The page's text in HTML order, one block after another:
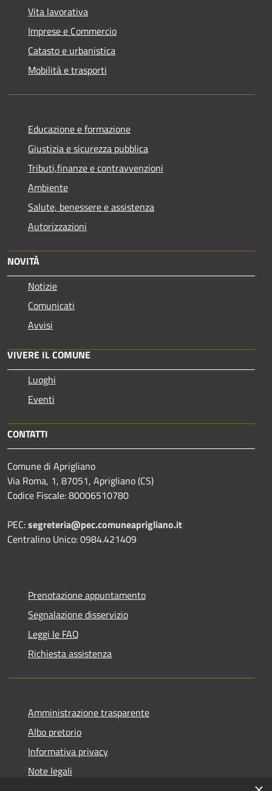
Vita lavorativa
Imprese e Commercio
Catasto e urbanistica
Mobilità e trasporti
Educazione e formazione
Giustizia e sicurezza pubblica
Tributi,finanze e contravvenzioni
Ambiente
Salute, benessere e assistenza
Autorizzazioni
NOVITÀ
Notizie
Comunicati
Avvisi
VIVERE IL COMUNE
Luoghi
Eventi
CONTATTI
Comune di Aprigliano
Via Roma, 1, 87051, Aprigliano (CS)
Codice Fiscale: 80006510780
PEC:segreteria@pec.comuneaprigliano.it
Centralino Unico: 0984.421409
Prenotazione appuntamento
Segnalazione disservizio
Leggi le FAQ
Richiesta assistenza
Amministrazione trasparente
Albo pretorio
Informativa privacy
Note legali